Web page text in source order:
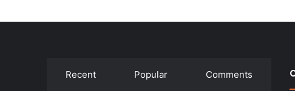
Recent Popular Comments